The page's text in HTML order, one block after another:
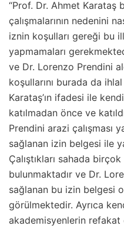
“Prof. Dr. Ahmet Karataş
çalışmalarının nedenini
iznin koşulları gereği bu
yapmamaları
ve Dr. Lorenzo Prendini
koşullarını burada da
Karataş’ın ifadesi ile
katılmadan önce ve
Prendini arazi çalışması
sağlanan izin belgesi ile
Çalıştıkları sahada
bulunmaktadır ve Dr.
sağlanan bu izin belgesi
görülmektedir. Ayrıca
akademisyenlerin refakat